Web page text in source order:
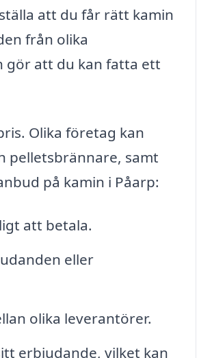
att du får rätt kamin
från olika
gör att du kan fatta ett
Olika företag kan
pelletsbrännare, samt
på kamin i Påarp:
att betala.
eller
olika leverantörer.
erbjudande, vilket kan